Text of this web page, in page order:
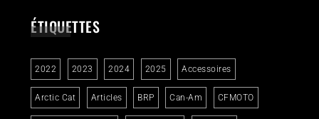
ÉTIQUETTES
2022 2023 2024 2025 Accessoires
Arctic Cat Articles BRP Can-Am CFMOTO